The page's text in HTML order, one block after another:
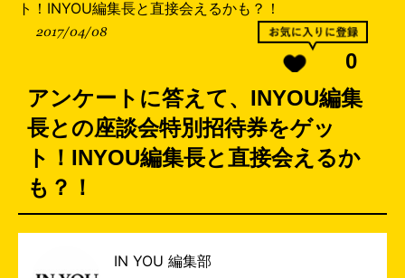
ト！INYOU編集長と直接会えるかも？！
2017/04/08
0
アンケートに答えて、INYOU編集
長との座談会特別招待券をゲッ
ト！INYOU編集長と直接会えるか
も？！
IN YOU 編集部